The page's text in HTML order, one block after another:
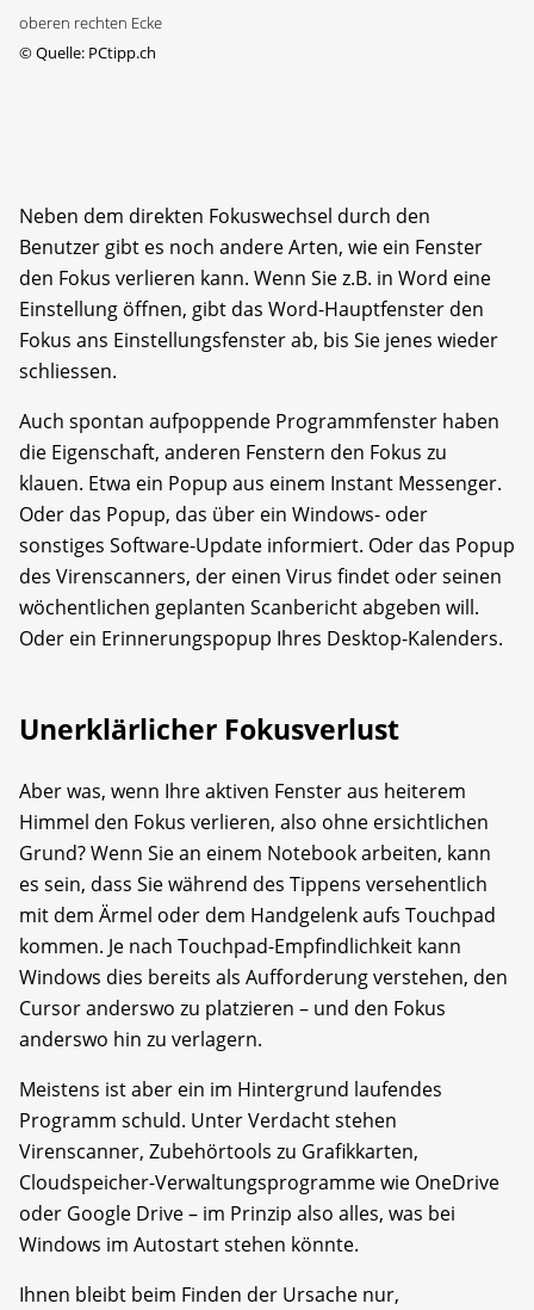
oberen rechten Ecke
©Quelle: PCtipp.ch
Neben dem direkten Fokuswechsel durch den
Benutzer gibt es noch andere Arten, wie ein Fenster
den Fokus verlieren kann. Wenn Sie z.B. in Word eine
Einstellung öffnen, gibt das Word-Hauptfenster den
Fokus ans Einstellungsfenster ab, bis Sie jenes wieder
schliessen.
Auch spontan aufpoppende Programmfenster haben
die Eigenschaft, anderen Fenstern den Fokus zu
klauen. Etwa ein Popup aus einem Instant Messenger.
Oder das Popup, das über ein Windows- oder
sonstiges Software-Update informiert. Oder das Popup
des Virenscanners, der einen Virus findet oder seinen
wöchentlichen geplanten Scanbericht abgeben will.
Oder ein Erinnerungspopup Ihres Desktop-Kalenders.
Unerklärlicher Fokusverlust
Aber was, wenn Ihre aktiven Fenster aus heiterem
Himmel den Fokus verlieren, also ohne ersichtlichen
Grund? Wenn Sie an einem Notebook arbeiten, kann
es sein, dass Sie während des Tippens versehentlich
mit dem Ärmel oder dem Handgelenk aufs Touchpad
kommen. Je nach Touchpad-Empfindlichkeit kann
Windows dies bereits als Aufforderung verstehen, den
Cursor anderswo zu platzieren – und den Fokus
anderswo hin zu verlagern.
Meistens ist aber ein im Hintergrund laufendes
Programm schuld. Unter Verdacht stehen
Virenscanner, Zubehörtools zu Grafikkarten,
Cloudspeicher-Verwaltungsprogramme wie OneDrive
oder Google Drive – im Prinzip also alles, was bei
Windows im Autostart stehen könnte.
Ihnen bleibt beim Finden der Ursache nur,